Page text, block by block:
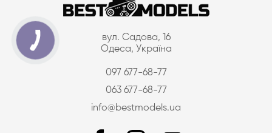
вул. Садова, 16
Одеса, Україна
097 677-68-77
063 677-68-77
info@bestmodels.ua